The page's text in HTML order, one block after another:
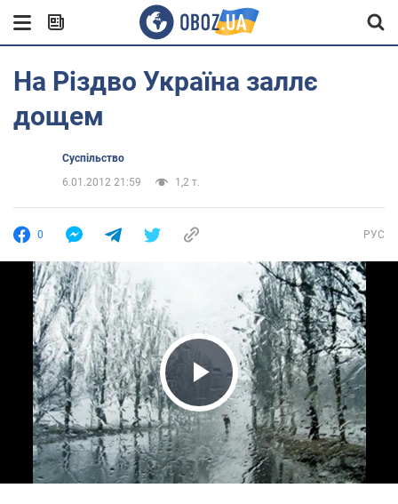
На Різдво Україна заллє
дощем
Суспільство
6.01.2012 21:59
1,2 т.
0 РУС
Play Video